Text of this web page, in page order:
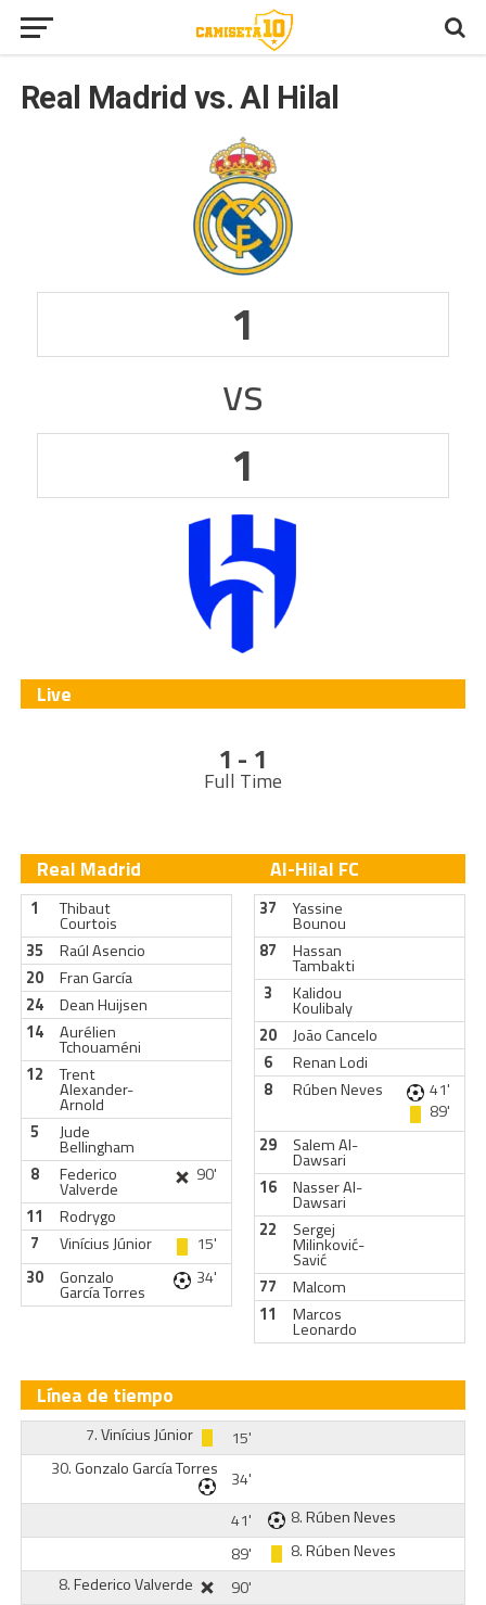
Real Madrid vs. Al Hilal
1
vs
1
Live
1 - 1
Full Time
Real Madrid
1 Thibaut
Courtois
35
Raúl Asencio
20
Fran García
24
Dean Huijsen
14
Aurélien
Tchouaméni
12
Trent
Alexander-
Arnold
5
Jude
Bellingham
8
Federico
Valverde
90'
11
Rodrygo
7
Vinícius Júnior
15'
30
Gonzalo
García Torres
34'
Al-Hilal FC
37 Yassine
Bounou
87
Hassan
Tambakti
3
Kalidou
Koulibaly
20
João Cancelo
6
Renan Lodi
8
Rúben Neves
41'
89'
29
Salem Al-
Dawsari
16
Nasser Al-
Dawsari
22
Sergej
Milinković-
Savić
77
Malcom
11
Marcos
Leonardo
Línea de tiempo
7.Vinícius Júnior
15'
30.Gonzalo García Torres
34'
41'
8.Rúben Neves
89'
8.Rúben Neves
8.Federico Valverde 90'